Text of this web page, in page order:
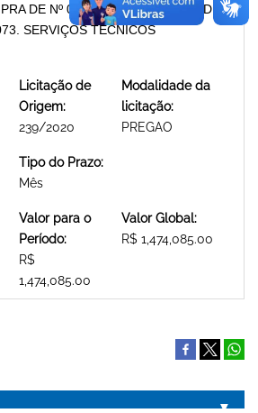
DE Nº 02- 62/2020- NUMERO DE
SERVIÇOS TÉCNICOS
Licitação de
Origem:
239/2020
Modalidade da
licitação:
PREGAO
Tipo do Prazo:
Mês
Valor para o
Período:
R$
1,474,085.00
Valor Global:
R$ 1,474,085.00